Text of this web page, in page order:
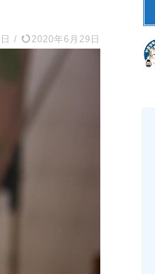
/ 2020年6月29日